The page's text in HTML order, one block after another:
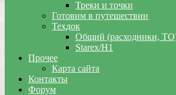
Треки и точки
Готовим в путешествии
Техдок
Общий (расходники,
Starex/H1
Прочее
Карта сайта
Контакты
Форум